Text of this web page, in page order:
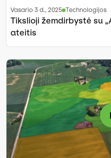
vasario 3 d., 2025 Technologijos
Tikslioji žemdirbystė su
ateitis